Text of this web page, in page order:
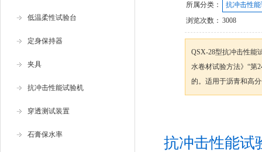
低温柔性试验台
定身保持器
夹具
抗冲击性能试验机
穿透测试装置
石膏保水率
所属分类：
抗冲击性
浏览次数： 3008
QSX-28型抗冲击性能
水卷材试验方法》“第
的。适用于沥青和高
抗冲击性能试